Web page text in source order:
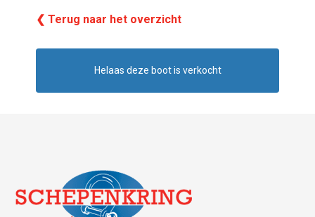
❮ Terug naar het overzicht
Helaas deze boot is verkocht